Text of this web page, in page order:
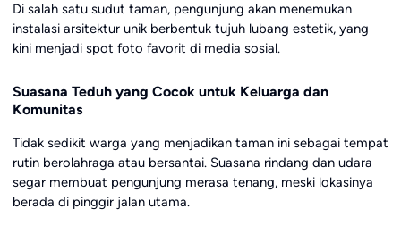
Di salah satu sudut taman, pengunjung akan menemukan
instalasi arsitektur unik berbentuk tujuh lubang estetik, yang
kini menjadi spot foto favorit di media sosial.
Suasana Teduh yang Cocok untuk Keluarga dan
Komunitas
Tidak sedikit warga yang menjadikan taman ini sebagai tempat
rutin berolahraga atau bersantai. Suasana rindang dan udara
segar membuat pengunjung merasa tenang, meski lokasinya
berada di pinggir jalan utama.